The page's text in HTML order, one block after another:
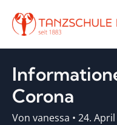
Inhalt
springen
Corona
Von vanessa • 24.